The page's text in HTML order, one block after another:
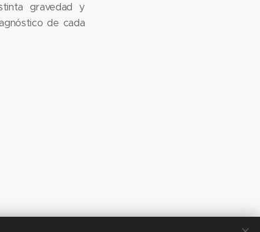
gravedad y
de cada